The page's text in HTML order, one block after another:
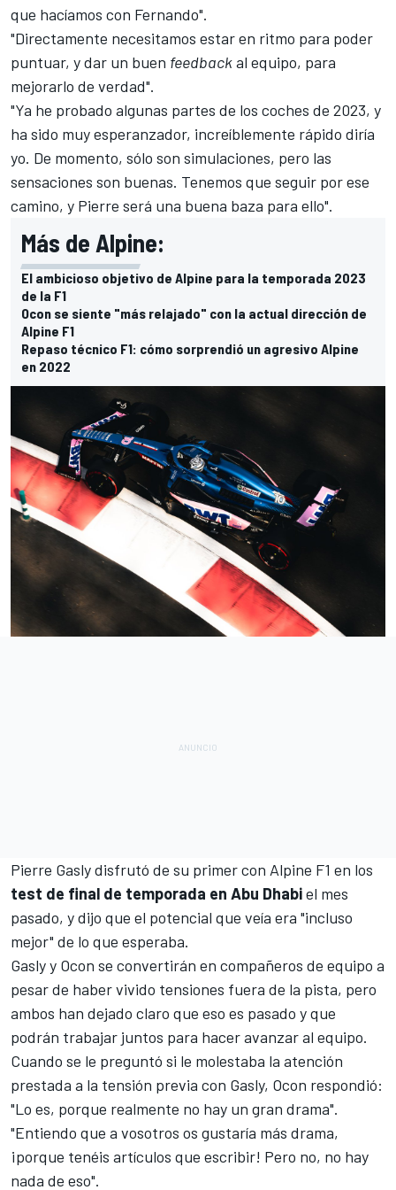
que hacíamos con Fernando".
"Directamente necesitamos estar en ritmo para poder
puntuar, y dar un buen feedbackal equipo, para
mejorarlo de verdad".
"Ya he probado algunas partes de los coches de 2023, y
ha sido muy esperanzador, increíblemente rápido diría
yo. De momento, sólo son simulaciones, pero las
sensaciones son buenas. Tenemos que seguir por ese
camino, y Pierre será una buena baza para ello".
Más de Alpine:
El ambicioso objetivo de Alpine para la temporada 2023
de la F1
Ocon se siente "más relajado" con la actual dirección de
Alpine F1
Repaso técnico F1: cómo sorprendió un agresivo Alpine
en 2022
Pierre Gaslydisfrutó de su primer con Alpine F1 en los
test de final de temporada en Abu Dhabiel mes
pasado, y dijo que el potencial que veía era "incluso
mejor" de lo que esperaba.
Gasly y Ocon se convertirán en compañeros de equipo a
pesar de haber vivido tensiones fuera de la pista, pero
ambos han dejado claro que eso es pasado y que
podrán trabajar juntos para hacer avanzar al equipo.
Cuando se le preguntó si le molestaba la atención
prestada a la tensión previa con Gasly, Ocon respondió:
"Lo es, porque realmente no hay un gran drama".
"Entiendo que a vosotros os gustaría más drama,
¡porque tenéis artículos que escribir! Pero no, no hay
nada de eso".